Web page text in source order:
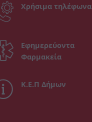
Χρήσιμα τηλέφωνα
Εφημερεύοντα
Φαρμακεία
Κ.Ε.Π Δήμων